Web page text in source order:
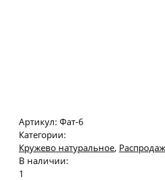
Артикул: Фат-6
Категории:
Кружево натуральное,
В наличии:
1